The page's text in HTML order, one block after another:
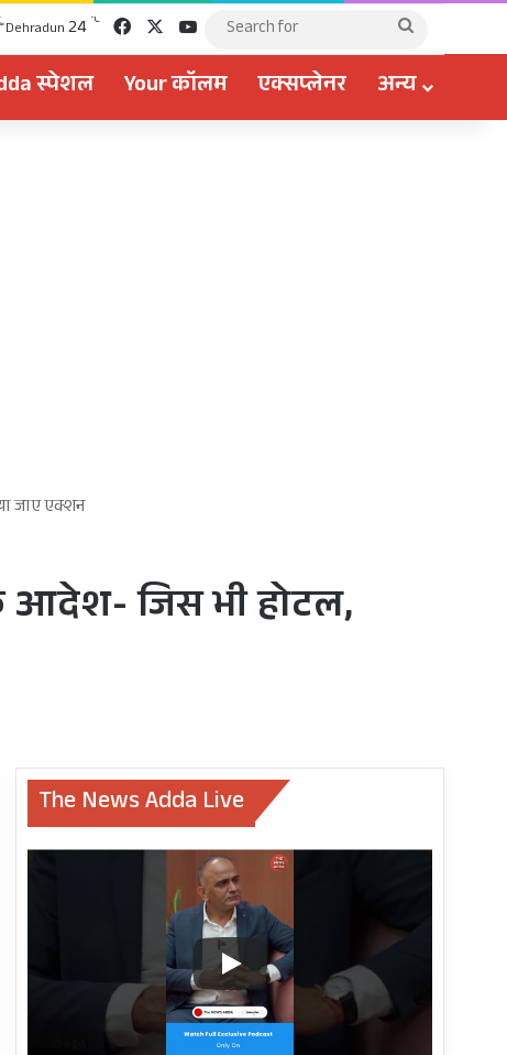
Dehradun 24 ℃ FacebookYouTube
Search
स्पेशल Your कॉलम एक्सप्लेनर अन्य
जाए एक्शन
आदेश- जिस भी होटल,
The News Adda Live